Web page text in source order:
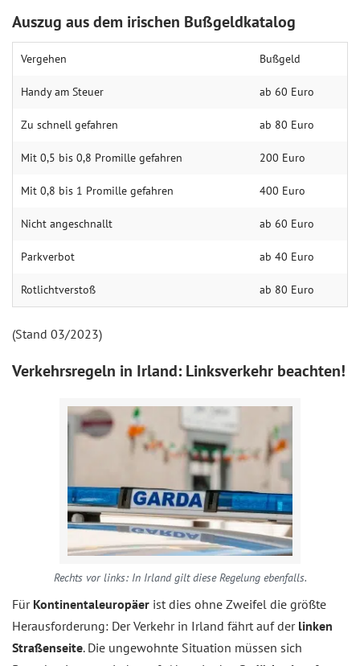
Auszug aus dem irischen Bußgeldkatalog
Vergehen Bußgeld
Handy am Steuer ab 60 Euro
Zu schnell gefahren ab 80 Euro
Mit 0,5 bis 0,8 Promille gefahren 200 Euro
Mit 0,8 bis 1 Promille gefahren 400 Euro
Nicht angeschnallt ab 60 Euro
Parkverbot ab 40 Euro
Rotlichtverstoß ab 80 Euro
(Stand 03/2023)
Verkehrsregeln in Irland: Linksverkehr beachten!
Rechts vor links: In Irland gilt diese Regelung ebenfalls.
Für Kontinentaleuropäer ist dies ohne Zweifel die größte
Herausforderung: Der Verkehr in Irland fährt auf derlinken
Straßenseite. Die ungewohnte Situation müssen sich